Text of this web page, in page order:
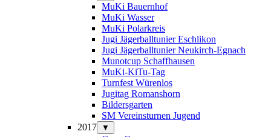
MuKi Bauernhof
MuKi Wasser
MuKi Polarkreis
Jugi Jägerballtunier Eschlikon
Jugi Jägerballtunier Neukirch-Egnach
Munotcup Schaffhausen
MuKi-KiTu-Tag
Turnfest Würenlos
Jugitag Romanshorn
Bildersgarten
SM Vereinsturnen Jugend
2017
▼